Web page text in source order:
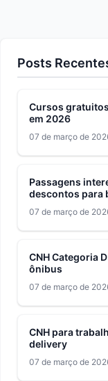
Posts
Cursos
em 2026
07 de março de
Passagens
descontos para
07 de março de
CNH Categoria
ônibus
07 de março de
CNH para
delivery
07 de março de